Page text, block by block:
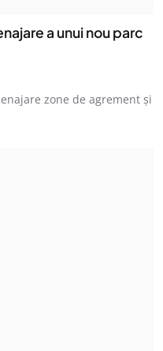
a unui nou parc
zone de agrement și